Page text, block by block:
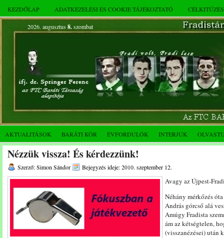
KEZDŐLAP ADATKEZELÉSI ÉS COOKIE TÁJÉKOZTATÓ
2026. augusztus 8.szombat
AKTUALITÁSOK BARÁTI KÖR ÉVFORDULÓK INTERJÚK
Nézzük vissza! És kérdezzünk!
Szerző: Simon Sándor Bejegyzés ideje: 2010. szeptember 12.
Avagy az Újpest-
Néhány mérkőzés
András górcső alá
Amúgy Fradista
ám az kétségtelen,
(visszanézései) után